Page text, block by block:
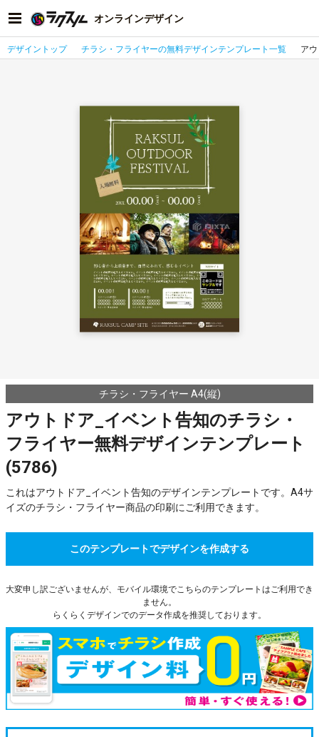
オンラインデザイン
デザイントップ チラシ・フライヤーの無料デザインテンプレート一覧 ア
チラシ・フライヤー A4(縦)
アウトドア_イベント告知のチラシ・
フライヤー無料デザインテンプレート
(5786)
これはアウトドア_イベント告知のデザインテンプレートです。A4サ
イズのチラシ・フライヤー商品の印刷にご利用できます。
このテンプレートでデザインを作成する
大変申し訳ございませんが、モバイル環境でこちらのテンプレートはご利用でき
ません。
らくらくデザインでのデータ作成を推奨しております。